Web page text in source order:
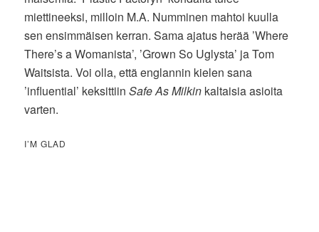
miettineeksi, milloin M.A. Numminen mahtoi kuulla
sen ensimmäisen kerran. Sama ajatus herää ’Where
There’s a Womanista’, ’Grown So Uglysta’ ja Tom
Waitsista. Voi olla, että englannin kielen sana
’influential’ keksittiinSafe As Milkin kaltaisia asioita
varten.
I’M GLAD